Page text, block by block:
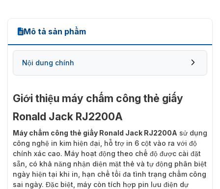
Mô tả sản phẩm
Nội dung chính
Giới thiệu máy chấm công thẻ giấy
Ronald Jack RJ2200A
Máy chấm công thẻ giấy Ronald Jack RJ2200A sử dụng
công nghệ in kim hiện đại, hỗ trợ in 6 cột vào ra với độ
chính xác cao. Máy hoạt động theo chế độ được cài đặt
sẵn, có khả năng nhận diện mặt thẻ và tự động phân biệt
ngày hiện tại khi in, hạn chế tối đa tình trạng chấm công
sai ngày. Đặc biệt, máy còn tích hợp pin lưu điện dự